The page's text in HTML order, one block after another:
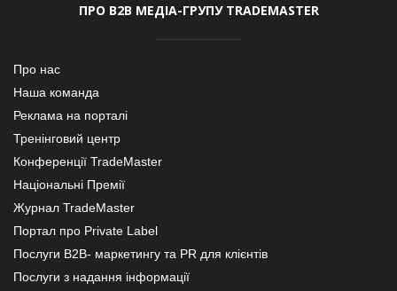
ПРО В2В МЕДІА-ГРУПУ TRADEMASTER
Про нас
Наша команда
Реклама на порталі
Тренінговий центр
Конференції TradeMaster
Національні Премії
Журнал TradeMaster
Портал про Private Label
Послуги В2В- маркетингу та PR для клієнтів
Послуги з надання інформації